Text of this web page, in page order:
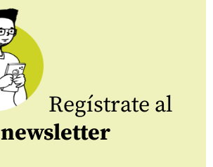
Regístrate al
newsletter